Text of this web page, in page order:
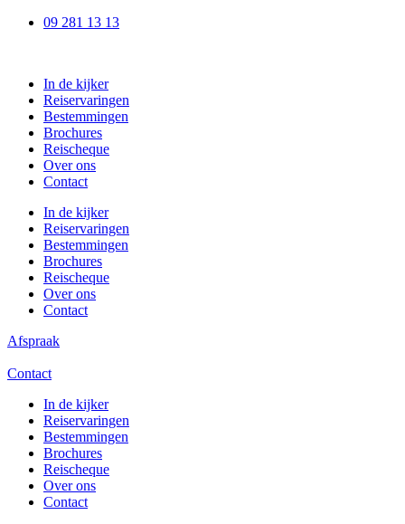
09 281 13 13
In de kijker
Reiservaringen
Bestemmingen
Brochures
Reischeque
Over ons
Contact
In de kijker
Reiservaringen
Bestemmingen
Brochures
Reischeque
Over ons
Contact
Afspraak
Contact
In de kijker
Reiservaringen
Bestemmingen
Brochures
Reischeque
Over ons
Contact